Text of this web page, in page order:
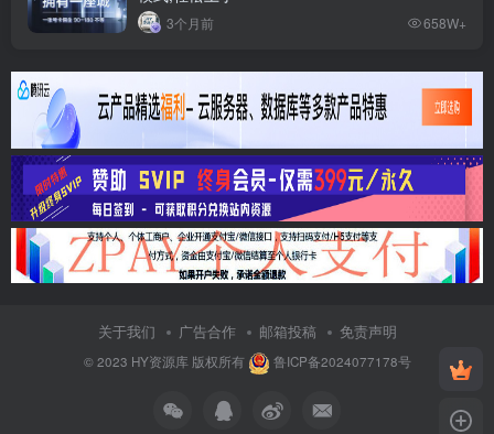
3个月前 658W+
关于我们 广告合作 邮箱投稿 免责声明
© 2023 HY资源库版权所有 鲁ICP备2024077178号